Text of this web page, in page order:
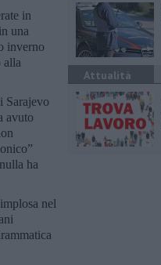
in
una
inverno
alla
Sarajevo
avuto
ha
nel
Attualità